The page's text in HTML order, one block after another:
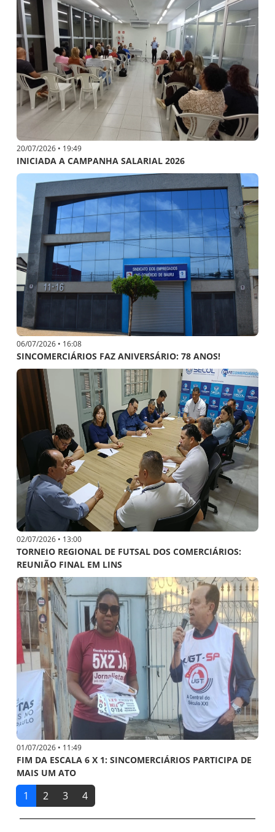
20/07/2026 • 19:49
INICIADA A CAMPANHA SALARIAL 2026
06/07/2026 • 16:08
SINCOMERCIÁRIOS FAZ ANIVERSÁRIO: 78 ANOS!
02/07/2026 • 13:00
TORNEIO REGIONAL DE FUTSAL DOS COMERCIÁRIOS:
REUNIÃO FINAL EM LINS
01/07/2026 • 11:49
FIM DA ESCALA 6 X 1: SINCOMERCIÁRIOS PARTICIPA DE
MAIS UM ATO
1 2 3 4